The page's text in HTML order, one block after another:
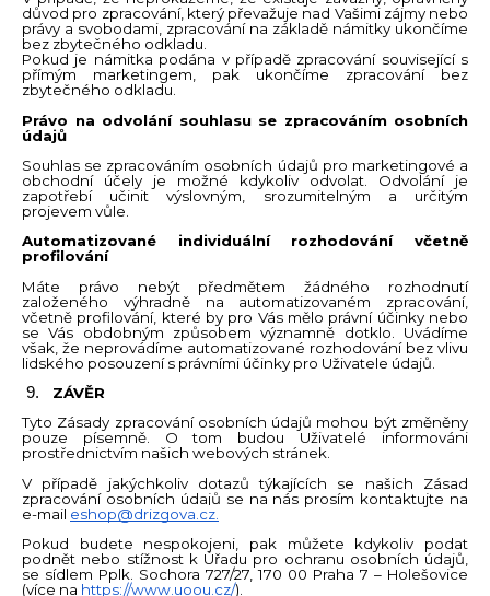
důvod pro zpracování, který převažuje nad Vašimi zájmy nebo
právy a svobodami, zpracování na základě námitky ukončíme
bez zbytečného odkladu.
Pokud je námitka podána v případě zpracování související s
přímým marketingem, pak ukončíme zpracování bez
zbytečného odkladu.
Právo na odvolání souhlasu se zpracováním osobních
údajů
Souhlas se zpracováním osobních údajů pro marketingové a
obchodní účely je možné kdykoliv odvolat. Odvolání je
zapotřebí učinit výslovným, srozumitelným a určitým
projevem vůle.
Automatizované individuální rozhodování včetně
profilování
Máte právo nebýt předmětem žádného rozhodnutí
založeného výhradně na automatizovaném zpracování,
včetně profilování, které by pro Vás mělo právní účinky nebo
se Vás obdobným způsobem významně dotklo. Uvádíme
však, že neprovádíme automatizované rozhodování bez vlivu
lidského posouzení s právními účinky pro Uživatele údajů.
ZÁVĚR
Tyto Zásady zpracování osobních údajů mohou být změněny
pouze písemně. O tom budou Uživatelé informováni
prostřednictvím našich webových stránek.
V případě jakýchkoliv dotazů týkajících se našich Zásad
zpracování osobních údajů se na nás prosím kontaktujte na
e-mail eshop@drizgova.cz.
Pokud budete nespokojeni, pak můžete kdykoliv podat
podnět nebo stížnost k Úřadu pro ochranu osobních údajů,
se sídlem Pplk. Sochora 727/27, 170 00 Praha 7 – Holešovice
(více na https://www.uoou.cz/).